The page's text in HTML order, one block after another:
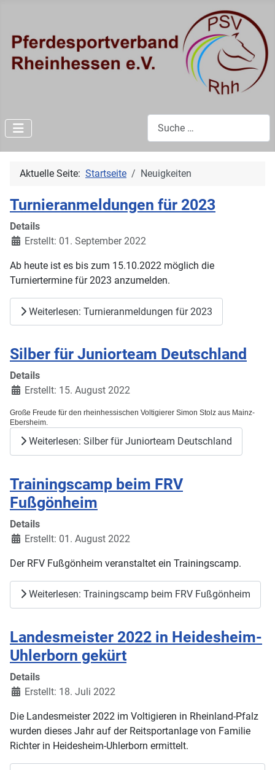
Aktuelle Seite: Startseite Neuigkeiten
Turnieranmeldungen für 2023
Details
Erstellt: 01. September 2022
Ab heute ist es bis zum 15.10.2022 möglich die
Turniertermine für 2023 anzumelden.
Weiterlesen: Turnieranmeldungen für 2023
Silber für Juniorteam Deutschland
Details
Erstellt: 15. August 2022
Große Freude für den rheinhessischen Voltigierer Simon Stolz aus Mainz-
Ebersheim.
Weiterlesen: Silber für Juniorteam Deutschland
Trainingscamp beim FRV
Fußgönheim
Details
Erstellt: 01. August 2022
Der RFV Fußgönheim veranstaltet ein Trainingscamp.
Weiterlesen: Trainingscamp beim FRV Fußgönheim
Landesmeister 2022 in Heidesheim-
Uhlerborn gekürt
Details
Erstellt: 18. Juli 2022
Die Landesmeister 2022 im Voltigieren in Rheinland-Pfalz
wurden dieses Jahr auf der Reitsportanlage von Familie
Richter in Heidesheim-Uhlerborn ermittelt.